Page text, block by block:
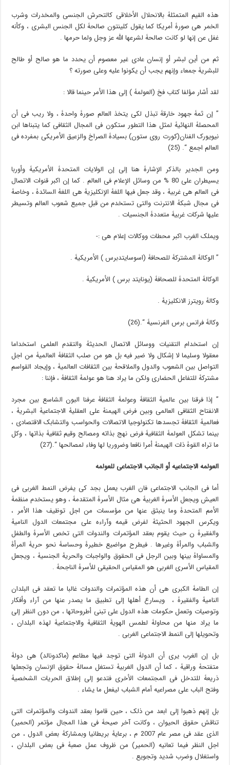
هذه القیم المتمثلۀ بالانحلال الأخلاقی کالتحرش الجنسی والمخدرات وشرب
الخمر هی صورۀ أمریکا کما یقول کلینتون صالحۀ لکل الجنس البشری ، وکأنه
غفل عن إنها لو کانت صالحۀ لشرعها الله عز وجل ولما حرمها .
ثم من أین لبشر أو إنسان عادی غیر معصوم أن یحدد ما هو صالح أو طالح
للبشریۀ جمعاء وإنهم یجب أن یکونوا علیه وعلى صورته ؟
لقد أشار مؤلفا کتاب فخ (العولمۀ ) إلى هذا الأمر حینما قالا :
” إن ثمۀ جهود خارقۀ تبذل لکی یتخذ العالم صورۀ واحدۀ ، ولا ریب فی أن
المحصلۀ النهائیۀ لمثل هذا التطور ستکون فی المجال الثقافی کما یتبناها ابن
نیویورک الفنان(کورت روی ستون) بسیادۀ الصراخ والزعیق الأمریکی بمفرده فی
العالم اجمع “. (25)
ومن الجدیر بالذکر الإشارۀ هنا إلى إن الولایات المتحدۀ الأمریکیۀ وأوربا
یسیطران على 80 % من وسائل الإعلام فی العالم . کما إن اکبر قنوات الاتصال
فی العالم هی غربیۀ ، وقد جعل فیها اللغۀ الإنکلیزیۀ هی اللغۀ السائدۀ ، وخاصۀ
فی مجال شبکۀ الانترنت والتی تستخدم من قبل جمیع شعوب العالم وتسیطر
علیها شرکات غربیۀ متعددۀ الجنسیات .
ویملک الغرب اکبر محطات ووکالات إعلام هی :-
” الوکالۀ المشترکۀ للصحافۀ (اسوسایتدبرس ) الأمریکیۀ .
الوکالۀ المتحدۀ للصحافۀ (یونایتد برس ) الأمریکیۀ .
وکالۀ رویترز الانکلیزیۀ .
وکالۀ فرانس برس الفرنسیۀ “.(26)
إن استخدام التقنیات ووسائل الاتصال الحدیثۀ والتقدم العلمی استخداما
معقولا وسلیما لا إشکال ولا ضیر فیه بل هو من صلب الثقافۀ العالمیۀ من اجل
التواصل بین الشعوب والدول والملاقحۀ بین الثقافات العالمیۀ ، وإیجاد القواسم
مشترکۀ للتفاعل الحضاری ولکن ما یراد هنا هو عولمۀ الثقافۀ ، فإننا :
” إذا فرقنا بین عالمیۀ الثقافۀ وعولمۀ الثقافۀ عرفنا البون الشاسع بین مجرد
الانفتاح الثقافی العالمی وبین فرض الهیمنۀ على العقلیۀ الاجتماعیۀ البشریۀ ،
فعالمیۀ الثقافۀ تجسدها تکنولوجیا الاتصالات والحواسب والتشابک الاقتصادی ،
بینما تشکل العولمۀ الثقافیۀ فرض نهج بذاته ومصالح وقیم ثقافیۀ بذاتها ، وکل
ما تراه القوۀ ذات الهیمنۀ أمرا نافعا وضروریا لها وفاء لمصالحها “.(27)
العولمۀ الاجتماعیۀ أو الجانب الاجتماعی للعولمۀ
أما فی الجانب الاجتماعی فان الغرب یعمل بجد کی یفرض النمط الغربی فی
العیش ویجعل الأسرۀ الغربیۀ هی مثال الأسرۀ المتقدمۀ ، وهو یستخدم منظمۀ
الأمم المتحدۀ وما ینبثق عنها من مؤسسات من اجل توظیف هذا الأمر ،
ویکرس الجهود الحثیثۀ لفرض قیمه وآراءه على مجتمعات الدول النامیۀ
والفقیرۀ ن حیث یقوم بعقد المؤتمرات والندوات التی تخص الأسرۀ والطفل
والشباب والمرأۀ وغیرها . فیطرح مواضیع خطیرۀ وحساسۀ نحو حریۀ المرأۀ
والمساواۀ بینها وبین الرجل فی الحقوق والواجبات والحریۀ الجنسیۀ ، ویجعل
المقیاس الأسری الغربی هو المقیاس الحقیقی للأسرۀ الناجحۀ .
إن الطامۀ الکبرى هی أن هذه المؤتمرات والندوات غالبا ما تعقد فی البلدان
النامیۀ والفقیرۀ ، ویسارع أهلها إلى تطبیق ما یصدر عنها من آراء وأفکار
وتوصیات وتعمل حکومات هذه الدول على تبنی أطروحاتها ، من دون النظر إلى
ما یراد منها من محاولۀ لطمس الهویۀ الثقافیۀ والاجتماعیۀ لهذه البلدان ،
وتحویلها إلى النمط الاجتماعی الغربی .
بل إن الغرب یرى أن الدولۀ التی توجد فیها مطاعم (ماکدونالد) هی دولۀ
متفتحۀ وراقیۀ ، کما أن الدول الغربیۀ تستغل مسالۀ حقوق الإنسان وتجعلها
ذریعۀ للتدخل فی المجتمعات الأخرى فتدعو إلى إطلاق الحریات الشخصیۀ
وفتح الباب على مصراعیه أمام الشباب لیفعل ما یشاء .
بل إنهم ذهبوا إلى ابعد من ذلک ، حین قاموا بعقد الندوات والمؤتمرات التی
تناقش حقوق الحیوان ، وکانت آخر صیحۀ فی هذا المجال مؤتمر (الحمیر)
الذی عقد فی مصر عام 2007 م ، برعایۀ بریطانیا وبمشارکۀ بعض الدول ، من
اجل النظر فیما تعانیه (الحمیر) من ظروف عمل صعبۀ فی بعض البلدان ،
واستغلال وضرب شدید وتجویع .